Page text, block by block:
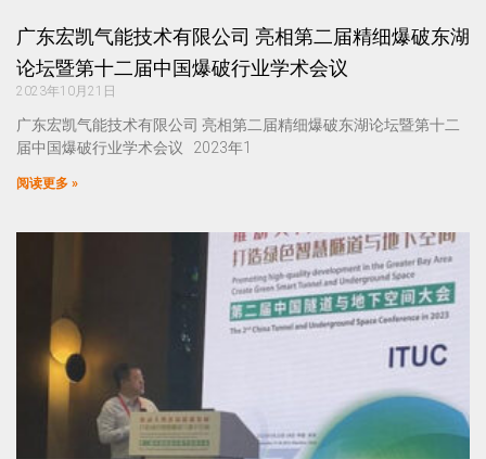
广东宏凯气能技术有限公司 亮相第二届精细爆破东湖
论坛暨第十二届中国爆破行业学术会议
2023年10月21日
广东宏凯气能技术有限公司 亮相第二届精细爆破东湖论坛暨第十二
届中国爆破行业学术会议 2023年1
阅读更多 »